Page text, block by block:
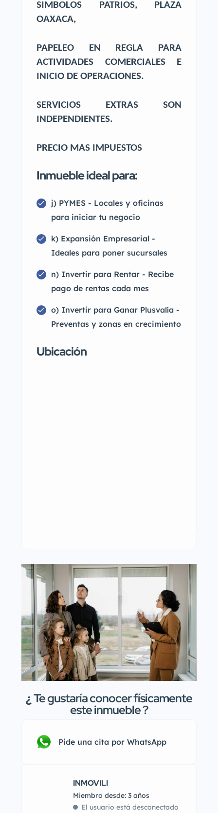
SIMBOLOS PATRIOS, PLAZA
OAXACA,
PAPELEO EN REGLA PARA
ACTIVIDADES COMERCIALES E
INICIO DE OPERACIONES.
SERVICIOS EXTRAS SON
INDEPENDIENTES.
PRECIO MAS IMPUESTOS
Inmueble ideal para:
j) PYMES - Locales y oficinas
para iniciar tu negocio
k) Expansión Empresarial -
Ideales para poner sucursales
n) Invertir para Rentar - Recibe
pago de rentas cada mes
o) Invertir para Ganar Plusvalía -
Preventas y zonas en crecimiento
Ubicación
¿ Te gustaría conocer físicamente
este inmueble ?
Pide una cita por WhatsApp
INMOVILI
Miembro desde: 3 años
El usuario está desconectado